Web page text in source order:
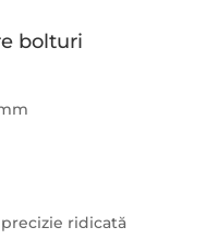
bolturi
ridicată